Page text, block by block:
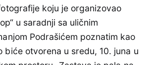
koju je organizovao
u saradnji sa uličnim
Podrašićem poznatim kao
biće otvorena u sredu, 10. juna u